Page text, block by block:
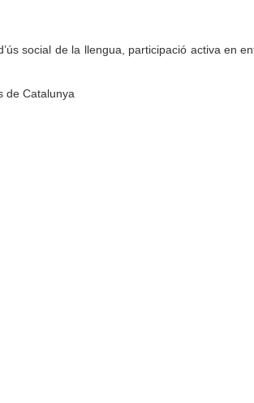
social de la llengua, participació activa en
de Catalunya